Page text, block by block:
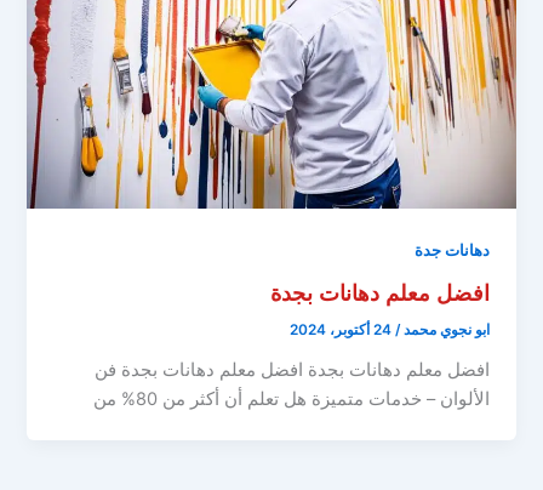
دهانات جدة
افضل معلم دهانات بجدة
ابو نجوي محمد/24 أكتوبر، 2024
افضل معلم دهانات بجدة افضل معلم دهانات بجدة فن
الألوان – خدمات متميزة هل تعلم أن أكثر من 80% من